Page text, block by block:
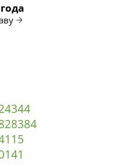
4344
8384
115
141